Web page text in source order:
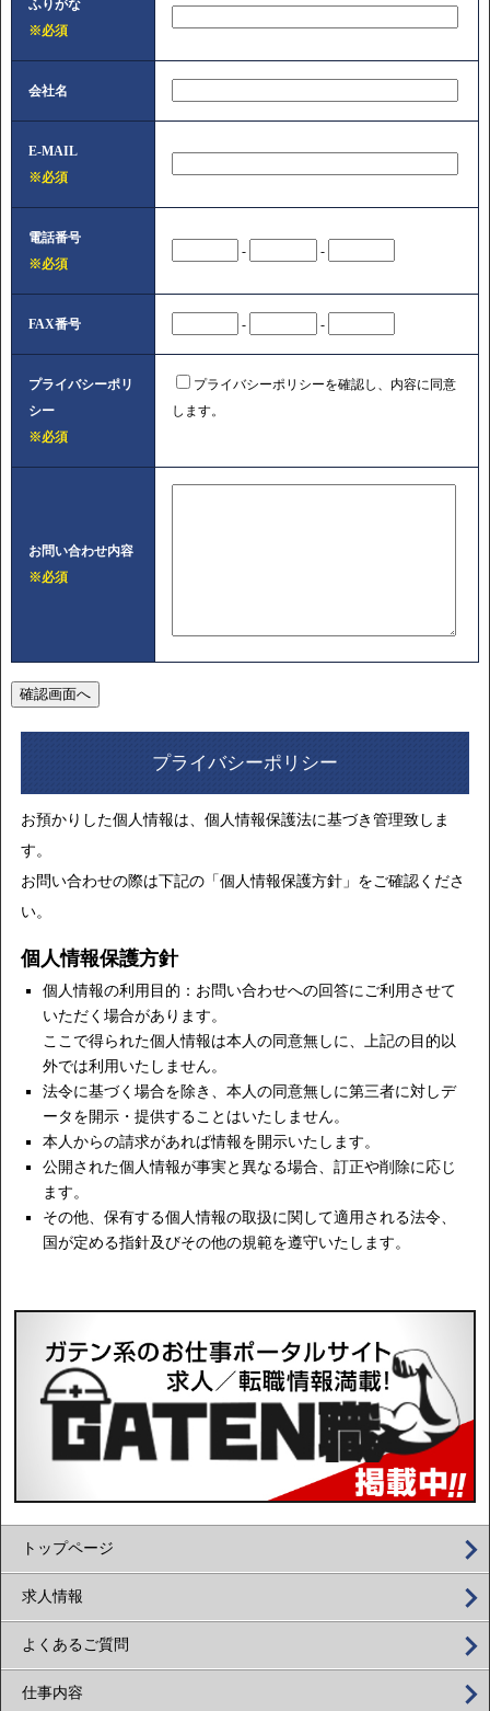
ふりがな
※必須
会社名
E-MAIL
※必須
電話番号
※必須
- -
FAX番号 - -
プライバシーポリ
シー
※必須
プライバシーポリシーを確認し、内容に同意
します。
お問い合わせ内容
※必須
プライバシーポリシー
お預かりした個人情報は、個人情報保護法に基づき管理致しま
す。
お問い合わせの際は下記の「個人情報保護方針」をご確認くださ
い。
個人情報保護方針
個人情報の利用目的：お問い合わせへの回答にご利用させて
いただく場合があります。
ここで得られた個人情報は本人の同意無しに、上記の目的以
外では利用いたしません。
法令に基づく場合を除き、本人の同意無しに第三者に対しデ
ータを開示・提供することはいたしません。
本人からの請求があれば情報を開示いたします。
公開された個人情報が事実と異なる場合、訂正や削除に応じ
ます。
その他、保有する個人情報の取扱に関して適用される法令、
国が定める指針及びその他の規範を遵守いたします。
トップページ
求人情報
よくあるご質問
仕事内容